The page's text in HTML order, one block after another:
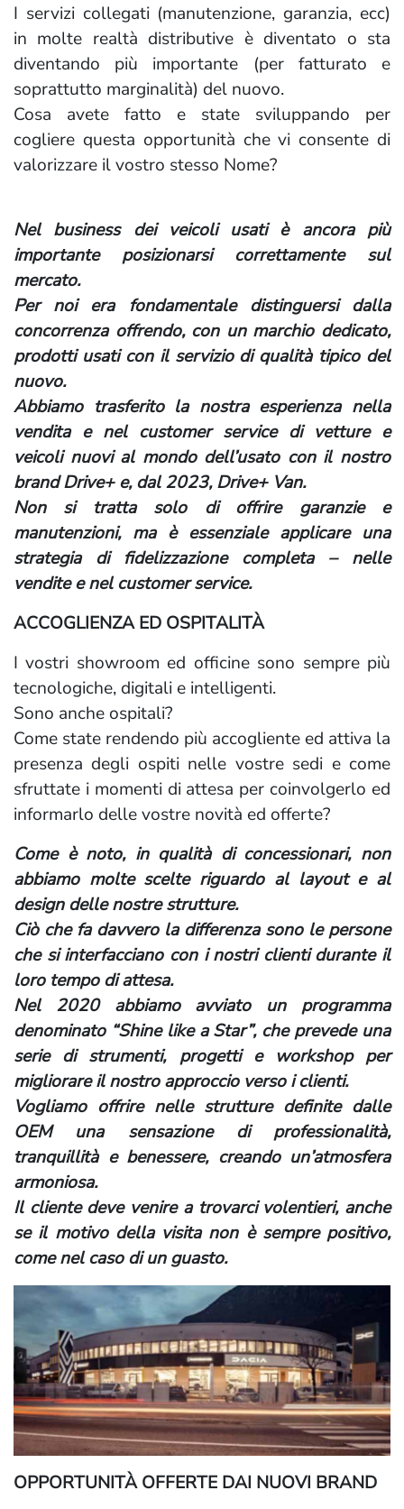
I servizi collegati (manutenzione, garanzia, ecc)
in molte realtà distributive è diventato o sta
diventando più importante (per fatturato e
soprattutto marginalità) del nuovo.
Cosa avete fatto e state sviluppando per
cogliere questa opportunità che vi consente di
valorizzare il vostro stesso Nome?
Nel business dei veicoli usati è ancora più
importante posizionarsi correttamente sul
mercato.
Per noi era fondamentale distinguersi dalla
concorrenza offrendo, con un marchio dedicato,
prodotti usati con il servizio di qualità tipico del
nuovo.
Abbiamo trasferito la nostra esperienza nella
vendita e nel customer service di vetture e
veicoli nuovi al mondo dell’usato con il nostro
brand Drive+ e, dal 2023, Drive+ Van.
Non si tratta solo di offrire garanzie e
manutenzioni, ma è essenziale applicare una
strategia di fidelizzazione completa – nelle
vendite e nel customer service.
ACCOGLIENZA ED OSPITALITÀ
I vostri showroom ed officine sono sempre più
tecnologiche, digitali e intelligenti.
Sono anche ospitali?
Come state rendendo più accogliente ed attiva la
presenza degli ospiti nelle vostre sedi e come
sfruttate i momenti di attesa per coinvolgerlo ed
informarlo delle vostre novità ed offerte?
Come è noto, in qualità di concessionari, non
abbiamo molte scelte riguardo al layout e al
design delle nostre strutture.
Ciò che fa davvero la differenza sono le persone
che si interfacciano con i nostri clienti durante il
loro tempo di attesa.
Nel 2020 abbiamo avviato un programma
denominato “Shine like a Star”, che prevede una
serie di strumenti, progetti e workshop per
migliorare il nostro approccio verso i clienti.
Vogliamo offrire nelle strutture definite dalle
OEM una sensazione di professionalità,
tranquillità e benessere, creando un’atmosfera
armoniosa.
Il cliente deve venire a trovarci volentieri, anche
se il motivo della visita non è sempre positivo,
come nel caso di un guasto.
OPPORTUNITÀ OFFERTE DAI NUOVI BRAND